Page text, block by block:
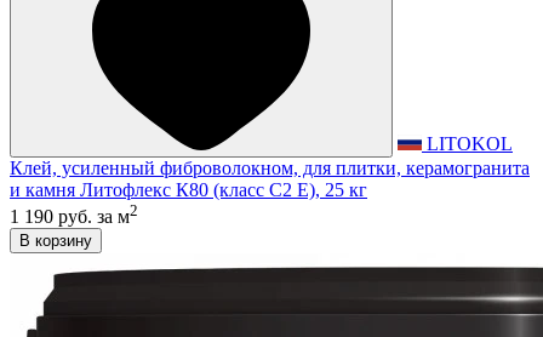
LITOKOL
Клей, усиленный фиброволокном, для плитки, керамогранита
и камня Литофлекс К80 (класс С2 E), 25 кг
1 190 руб. за м2
В корзину